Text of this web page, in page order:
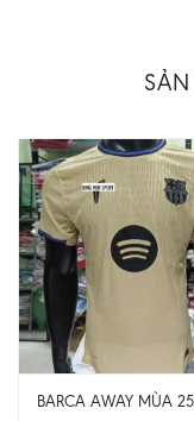
BARCA AWAY MÙA